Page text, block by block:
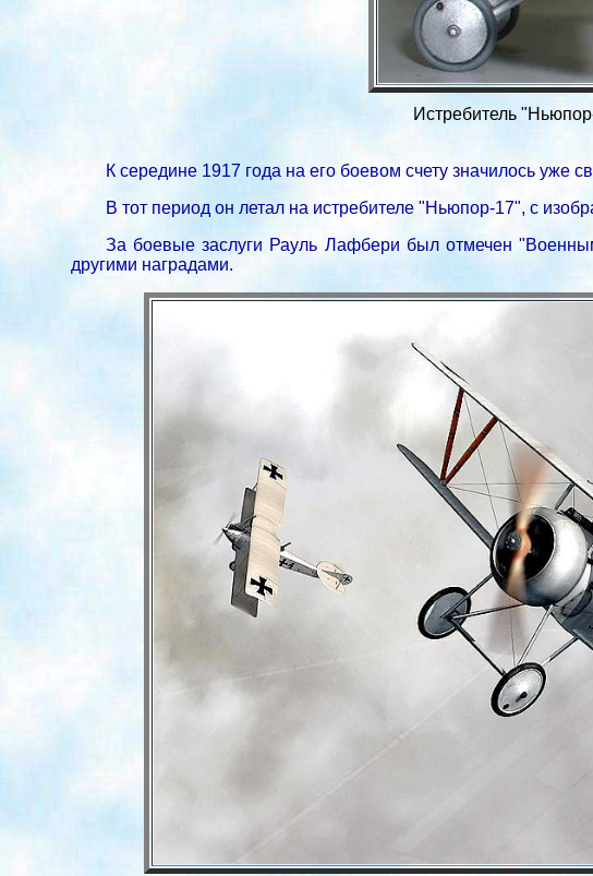
Истребитель
К середине 1917 года на его боевом счету значилось уже
В тот период он летал на истребителе "Ньюпор-17", с
За боевые заслуги Рауль Лафбери был отмечен
другими наградами.